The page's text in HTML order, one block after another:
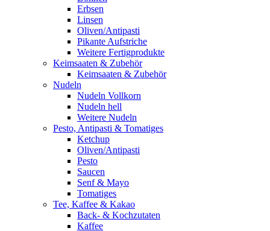
Erbsen
Linsen
Oliven/Antipasti
Pikante Aufstriche
Weitere Fertigprodukte
Keimsaaten & Zubehör
Keimsaaten & Zubehör
Nudeln
Nudeln Vollkorn
Nudeln hell
Weitere Nudeln
Pesto, Antipasti & Tomatiges
Ketchup
Oliven/Antipasti
Pesto
Saucen
Senf & Mayo
Tomatiges
Tee, Kaffee & Kakao
Back- & Kochzutaten
Kaffee